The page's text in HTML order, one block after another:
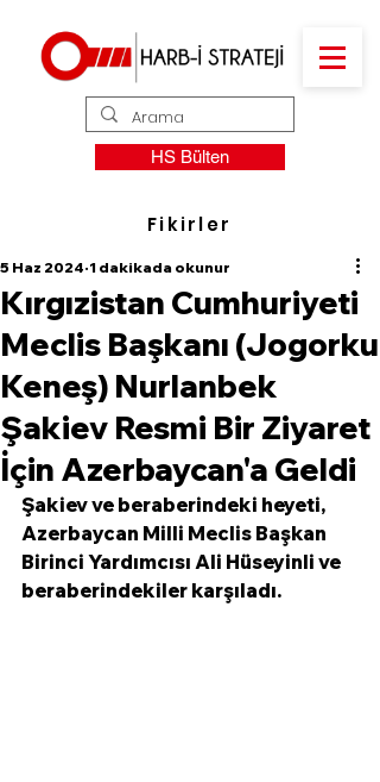
HS Bülten
Fikirler
Kırgızistan Cumhuriyeti
Meclis Başkanı (Jogorku
Keneş) Nurlanbek
Şakiev Resmi Bir Ziyaret
İçin Azerbaycan'a Geldi
5 Haz 2024 1 dakikada okunur
Şakiev ve beraberindeki heyeti,
Azerbaycan Milli Meclis Başkan
Birinci Yardımcısı Ali Hüseyinli ve
beraberindekiler karşıladı.